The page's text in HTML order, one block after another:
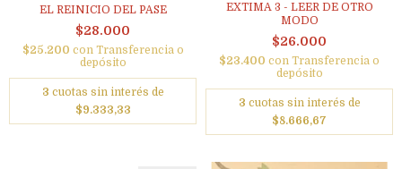
EL REINICIO DEL PASE
$28.000
$25.200 con Transferencia o
depósito
3 cuotas sin interés de
$9.333,33
EXTIMA 3 - LEER DE OTRO
MODO
$26.000
$23.400 con Transferencia o
depósito
3 cuotas sin interés de
$8.666,67